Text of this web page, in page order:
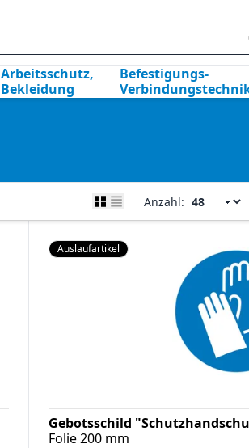
Arbeitsschutz,
Bekleidung
Befestigungs-
Anzahl:
Auslaufartikel
Gebotsschild
Folie 200 mm